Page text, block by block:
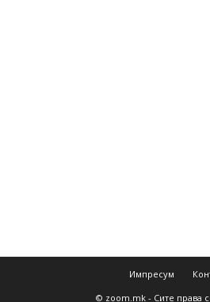
Импресум
© zoom.mk - Сите права